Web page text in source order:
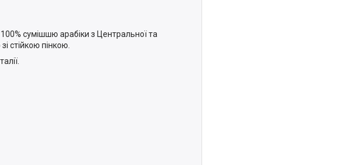
сумішшю арабіки з Центральної та
стійкою пінкою.